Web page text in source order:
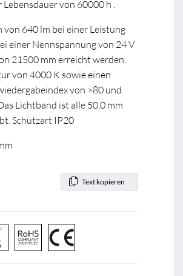
von 60000 h .
640 lm bei einer Leistung
einer Nennspannung von 24 V
21500 mm erreicht werden.
von 4000 K sowie einen
von >80 und
Lichtband ist alle 50,0 mm
Schutzart IP20
Text kopieren